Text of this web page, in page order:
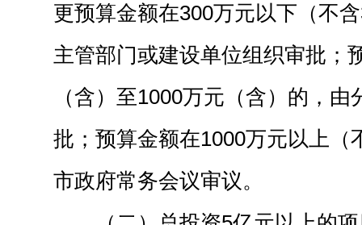
更预算金额在300万元以下（不
主管部门或建设单位组织审批；
（含）至1000万元（含）的，
批；预算金额在1000万元以上（
市政府常务会议审议。